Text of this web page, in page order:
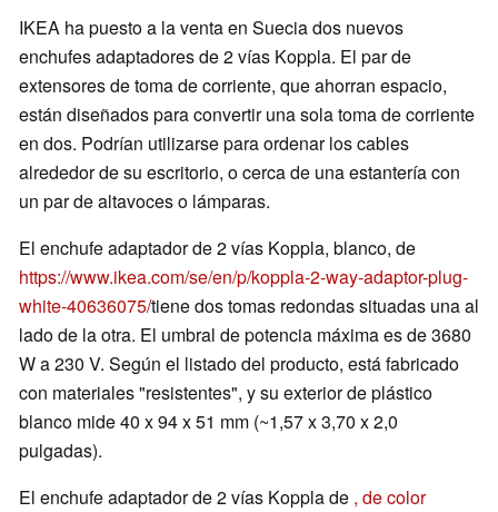
IKEA ha puesto a la venta en Suecia dos nuevos
enchufes adaptadores de 2 vías Koppla. El par de
extensores de toma de corriente, que ahorran espacio,
están diseñados para convertir una sola toma de corriente
en dos. Podrían utilizarse para ordenar los cables
alrededor de su escritorio, o cerca de una estantería con
un par de altavoces o lámparas.
El enchufe adaptador de 2 vías Koppla, blanco, de
https://www.ikea.com/se/en/p/koppla-2-way-adaptor-plug-
white-40636075/tiene dos tomas redondas situadas una al
lado de la otra. El umbral de potencia máxima es de 3680
W a 230 V. Según el listado del producto, está fabricado
con materiales "resistentes", y su exterior de plástico
blanco mide 40 x 94 x 51 mm (~1,57 x 3,70 x 2,0
pulgadas).
El enchufe adaptador de 2 vías Koppla de , de color